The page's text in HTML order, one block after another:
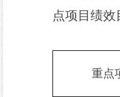
点项目绩效
重点